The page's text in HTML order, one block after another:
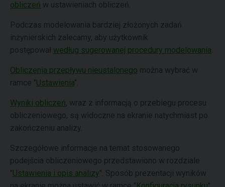
obliczeń w ustawieniach obliczeń.
Podczas modelowania bardziej złożonych zadań
inżynierskich zalecamy, aby użytkownik
postępował według sugerowanej procedury modelowania
Obliczenia przepływu nieustalonego można wybrać w
ramce "Ustawienia".
Wyniki obliczeń, wraz z informacją o przebiegu procesu
obliczeniowego, są widoczne na ekranie natychmiast po
zakończeniu analizy.
Szczegółowe informacje na temat stosowanego
podejścia obliczeniowego przedstawiono w rozdziale
"Ustawienia i opis analizy". Sposób prezentacji wyników